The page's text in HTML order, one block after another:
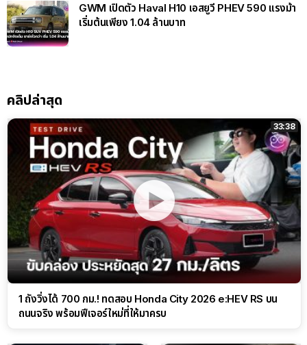
GWM เปิดตัว Haval H10 เอสยูวี PHEV 590 แรงม้า
เริ่มต้นเพียง 1.04 ล้านบาท
คลิปล่าสุด
33:38
1 ถังวิ่งได้ 700 กม.! ทดสอบ Honda City 2026 e:HEV RS บน
ถนนจริง พร้อมฟีเจอร์ใหม่ที่ให้มาครบ